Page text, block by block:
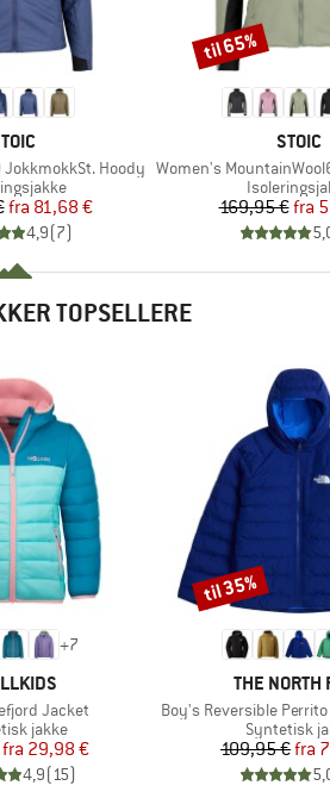
Hoody
Pris
Nedsat pris
fra 81,68 €
4,9(7)
MÆRKE
STOIC
Artikel
Women's MountainWool60
Pris
169,95 €fra
Rabat
til 65%
TOPSELLERE
+7
Jacket
jakke
Pris
Nedsat pris
fra 29,98 €
4,9(15)
MÆRKE
THE NORTH
Artikel
Boy's Reversible
Syntetisk
Pris
109,95 €fra
Rabat
til 35%